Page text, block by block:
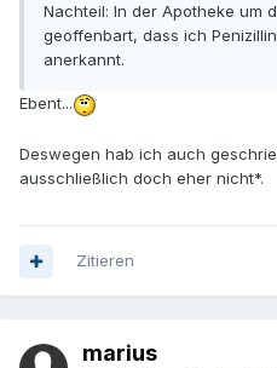
Nachteil: In der Apotheke um
geoffenbart, dass ich
anerkannt.
Ebent...
Deswegen hab ich auch
ausschließlich doch eher nicht*.
Zitieren
marius